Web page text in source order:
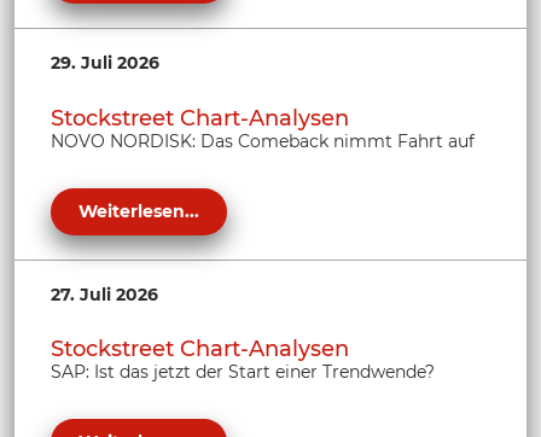
29. Juli 2026
Stockstreet Chart-Analysen
NOVO NORDISK: Das Comeback nimmt Fahrt auf
Weiterlesen...
27. Juli 2026
Stockstreet Chart-Analysen
SAP: Ist das jetzt der Start einer Trendwende?